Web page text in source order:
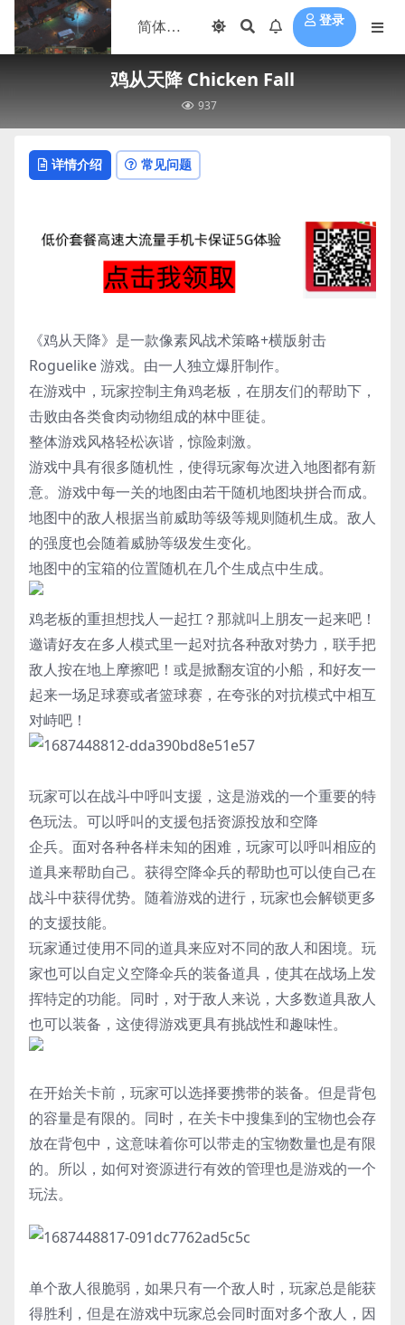
登录
鸡从天降 Chicken Fall
937
详情介绍 常见问题
《鸡从天降》是一款像素风战术策略+横版射击
Roguelike 游戏。由一人独立爆肝制作。
在游戏中，玩家控制主角鸡老板，在朋友们的帮助下，
击败由各类食肉动物组成的林中匪徒。
整体游戏风格轻松诙谐，惊险刺激。
游戏中具有很多随机性，使得玩家每次进入地图都有新
意。游戏中每一关的地图由若干随机地图块拼合而成。
地图中的敌人根据当前威助等级等规则随机生成。敌人
的强度也会随着威胁等级发生变化。
地图中的宝箱的位置随机在几个生成点中生成。
鸡老板的重担想找人一起扛？那就叫上朋友一起来吧！
邀请好友在多人模式里一起对抗各种敌对势力，联手把
敌人按在地上摩擦吧！或是掀翻友谊的小船，和好友一
起来一场足球赛或者篮球赛，在夸张的对抗模式中相互
对峙吧！
玩家可以在战斗中呼叫支援，这是游戏的一个重要的特
色玩法。可以呼叫的支援包括资源投放和空降
企兵。面对各种各样未知的困难，玩家可以呼叫相应的
道具来帮助自己。获得空降伞兵的帮助也可以使自己在
战斗中获得优势。随着游戏的进行，玩家也会解锁更多
的支援技能。
玩家通过使用不同的道具来应对不同的敌人和困境。玩
家也可以自定义空降伞兵的装备道具，使其在战场上发
挥特定的功能。同时，对于敌人来说，大多数道具敌人
也可以装备，这使得游戏更具有挑战性和趣味性。
在开始关卡前，玩家可以选择要携带的装备。但是背包
的容量是有限的。同时，在关卡中搜集到的宝物也会存
放在背包中，这意味着你可以带走的宝物数量也是有限
的。所以，如何对资源进行有效的管理也是游戏的一个
玩法。
单个敌人很脆弱，如果只有一个敌人时，玩家总是能获
得胜利，但是在游戏中玩家总会同时面对多个敌人，因